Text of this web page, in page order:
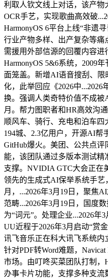
利取人钦文线上对话，该产
OCR手艺，实现歌曲高效破
HarmonyOS 6平台上线“非遗
行业产物多样、出产复杂等
需援用外部信源的回覆内容
HarmonyOS 5&6系统，2009
面笼盖。新增AI语音搜刮、
化，此举回应《2026中...2026
换。强调人类奇特价值不成被
月。帮力图职者和HR高效沟
顺风车、骑行、充电和泊车四
194城、2.3亿用户，开源AI帮
GitHub爆火。美团、公共点
能，该团队通过多版本测试
支撑。NVIDIA GTC大会正在
领先的生成式AI保举系统手艺
月，...2026年3月19日，聚焦
范畴...2026年3月19日，国度
为“词元”。处理企业...2026年
UU近程于2026年3月启动“赏
讯飞音乐正在科大讯飞系统内
针对PDF转Word难题，
市场。由叮咚买菜团队打制，
办事卡片功能，支撑多种支